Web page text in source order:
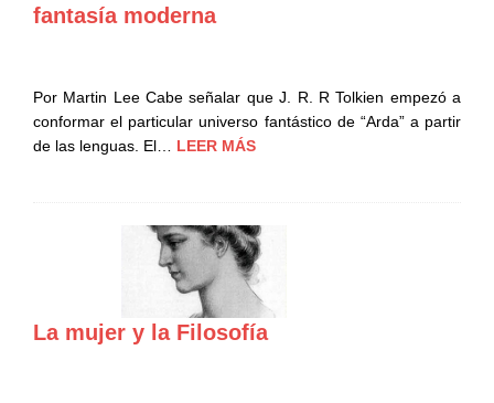
fantasía moderna
Por Martin Lee Cabe señalar que J. R. R Tolkien empezó a
conformar el particular universo fantástico de “Arda” a partir
de las lenguas. El… LEER MÁS
La mujer y la Filosofía